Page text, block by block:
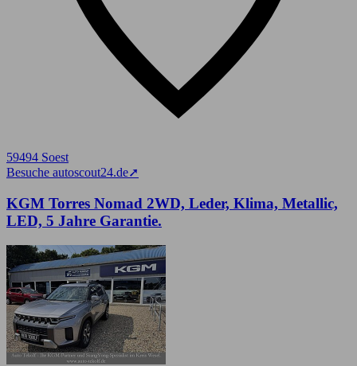
59494 Soest
Besuche autoscout24.de➚
KGM Torres Nomad 2WD, Leder, Klima, Metallic,
LED, 5 Jahre Garantie.